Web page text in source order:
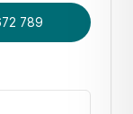
789